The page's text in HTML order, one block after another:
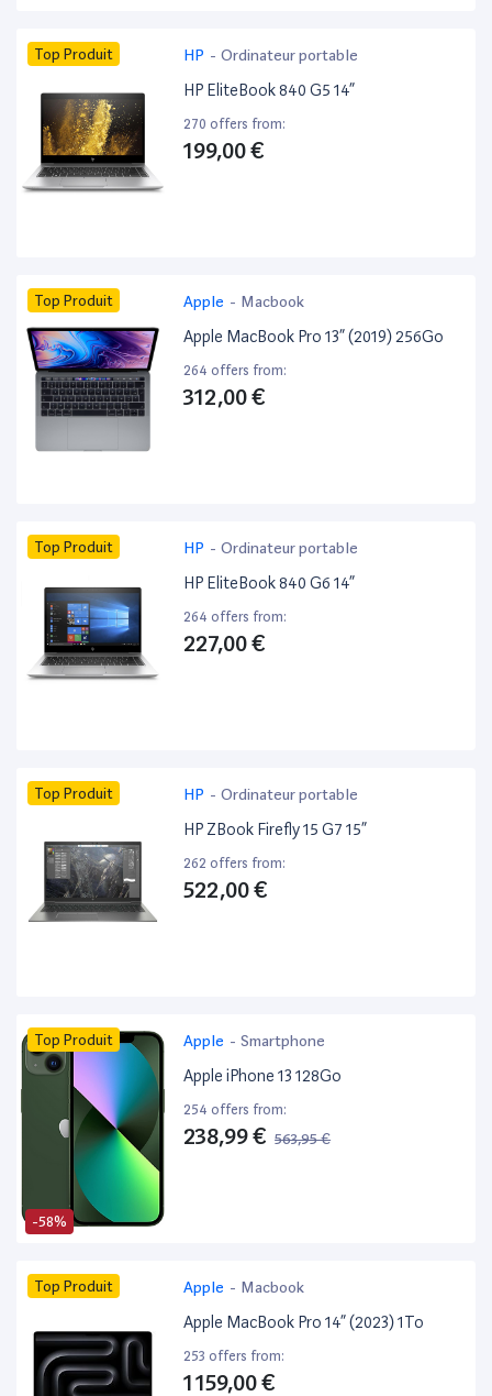
Top Produit HP - Ordinateur portable
HP EliteBook 840 G5 14”
270 offers from:
199,00 €
Top Produit Apple - Macbook
Apple MacBook Pro 13” (2019) 256Go
264 offers from:
312,00 €
Top Produit HP - Ordinateur portable
HP EliteBook 840 G6 14”
264 offers from:
227,00 €
Top Produit HP - Ordinateur portable
HP ZBook Firefly 15 G7 15”
262 offers from:
522,00 €
-58%
Top Produit Apple - Smartphone
Apple iPhone 13 128Go
254 offers from:
238,99 € 563,95 €
Top Produit Apple - Macbook
Apple MacBook Pro 14” (2023) 1To
253 offers from:
1 159,00 €